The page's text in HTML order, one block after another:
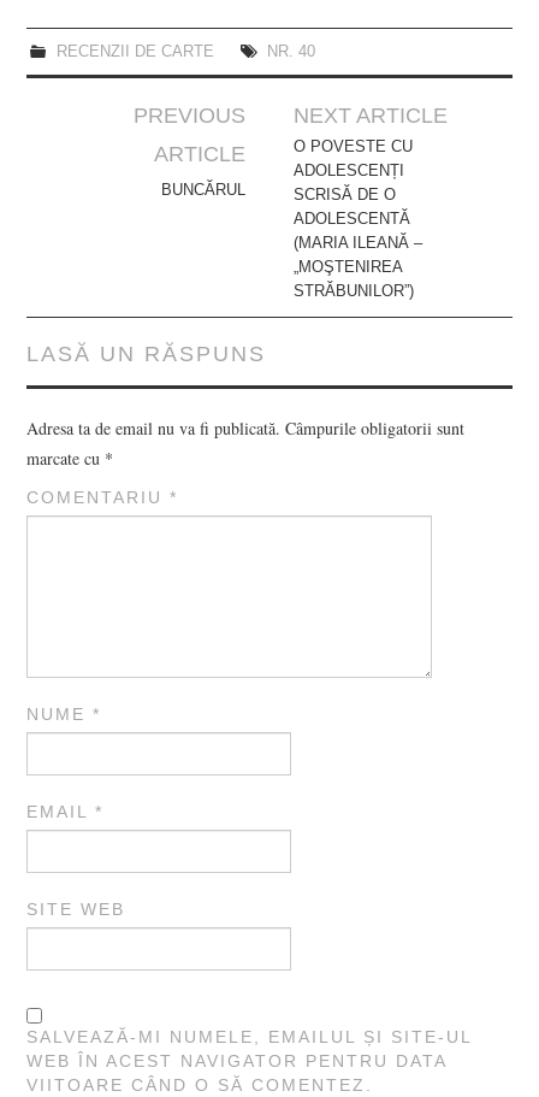
RECENZII DE CARTE NR. 40
navigation
PREVIOUS
ARTICLE
BUNCĂRUL
NEXT ARTICLE
O POVESTE CU
ADOLESCENȚI
SCRISĂ DE O
ADOLESCENTĂ
(MARIA ILEANĂ –
„MOŞTENIREA
STRĂBUNILOR”)
LASĂ UN RĂSPUNS
Adresa ta de email nu va fi publicată. Câmpurile obligatorii sunt
marcate cu *
COMENTARIU*
NUME*
EMAIL*
SITE WEB
SALVEAZĂ-MI NUMELE, EMAILUL ȘI SITE-UL
WEB ÎN ACEST NAVIGATOR PENTRU DATA
VIITOARE CÂND O SĂ COMENTEZ.